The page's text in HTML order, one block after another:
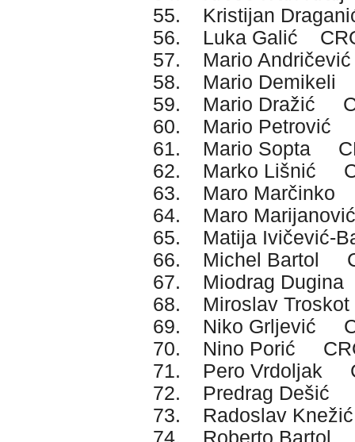
55. Kristijan
56. Luka Galić
57. Mario
58. Mario Demikeli
59. Mario Dražić
60. Mario Petrović
61. Mario Sopta
62. Marko Lišnić
63. Maro Marčinko
64. Maro
65. Matija Ivičević-
66. Michel Bartol
67. Miodrag
68. Miroslav
69. Niko Grljević
70. Nino Porić
71. Pero Vrdoljak
72. Predrag Dešić
73. Radoslav
74. Roberto Bartol